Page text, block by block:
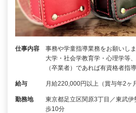
仕事内容
事務や学童指導業務をお願いし
大学・社会学教育学・心理学等
（卒業者）であれば有資格者指
給与 月給220,000円以上（賞与年2ヶ
勤務地
東京都足立区関原3丁目／東武
歩10分